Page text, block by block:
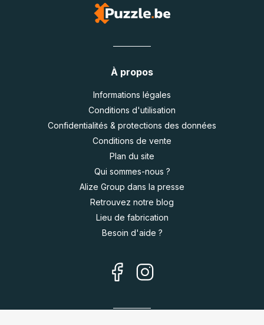
À propos
Informations légales
Conditions d'utilisation
Confidentialités & protections des données
Conditions de vente
Plan du site
Qui sommes-nous ?
Alize Group dans la presse
Retrouvez notre blog
Lieu de fabrication
Besoin d'aide ?